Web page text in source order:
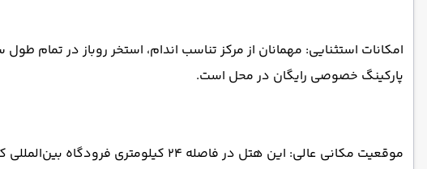
امکانات استثنایی: مهمانان از مرکز تناسب اندام، استخر روباز در تمام
پارکینگ خصوصی رایگان در محل است.